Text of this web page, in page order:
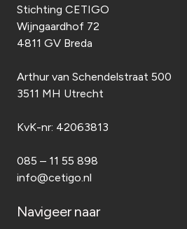
Stichting CETIGO
Wijngaardhof 72
4811 GV Breda
Arthur van Schendelstraat 500
3511 MH Utrecht
KvK-nr: 42063813
085 – 11 55 898
info@cetigo.nl
Navigeer naar